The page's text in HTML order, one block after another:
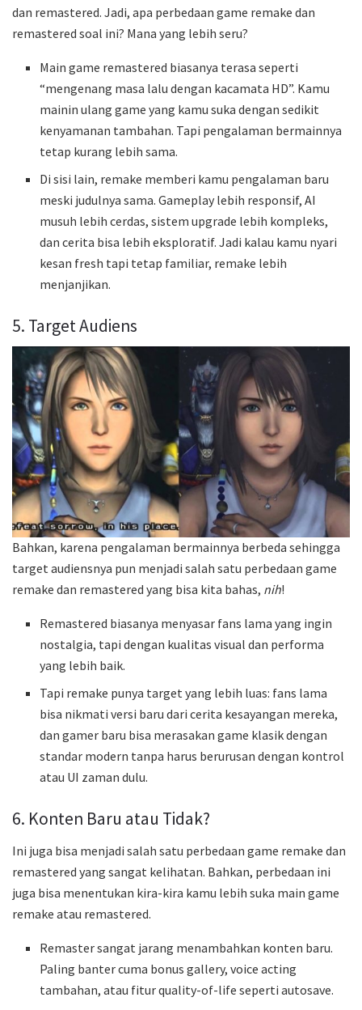
dan remastered. Jadi, apa perbedaan game remake dan
remastered soal ini? Mana yang lebih seru?
Main game remastered biasanya terasa seperti
“mengenang masa lalu dengan kacamata HD”. Kamu
mainin ulang game yang kamu suka dengan sedikit
kenyamanan tambahan. Tapi pengalaman bermainnya
tetap kurang lebih sama.
Di sisi lain, remake memberi kamu pengalaman baru
meski judulnya sama. Gameplay lebih responsif, AI
musuh lebih cerdas, sistem upgrade lebih kompleks,
dan cerita bisa lebih eksploratif. Jadi kalau kamu nyari
kesan fresh tapi tetap familiar, remake lebih
menjanjikan.
5. Target Audiens
Bahkan, karena pengalaman bermainnya berbeda sehingga
target audiensnya pun menjadi salah satu perbedaan game
remake dan remastered yang bisa kita bahas, nih!
Remastered biasanya menyasar fans lama yang ingin
nostalgia, tapi dengan kualitas visual dan performa
yang lebih baik.
Tapi remake punya target yang lebih luas: fans lama
bisa nikmati versi baru dari cerita kesayangan mereka,
dan gamer baru bisa merasakan game klasik dengan
standar modern tanpa harus berurusan dengan kontrol
atau UI zaman dulu.
6. Konten Baru atau Tidak?
Ini juga bisa menjadi salah satu perbedaan game remake dan
remastered yang sangat kelihatan. Bahkan, perbedaan ini
juga bisa menentukan kira-kira kamu lebih suka main game
remake atau remastered.
Remaster sangat jarang menambahkan konten baru.
Paling banter cuma bonus gallery, voice acting
tambahan, atau fitur quality-of-life seperti autosave.